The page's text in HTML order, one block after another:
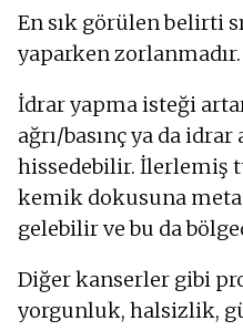
En sık görülen belirti
yaparken zorlanmadır.
İdrar yapma isteği
ağrı/basınç ya da
hissedebilir. İlerlemiş
kemik dokusuna
gelebilir ve bu da
Diğer kanserler gibi
yorgunluk, halsizlik,